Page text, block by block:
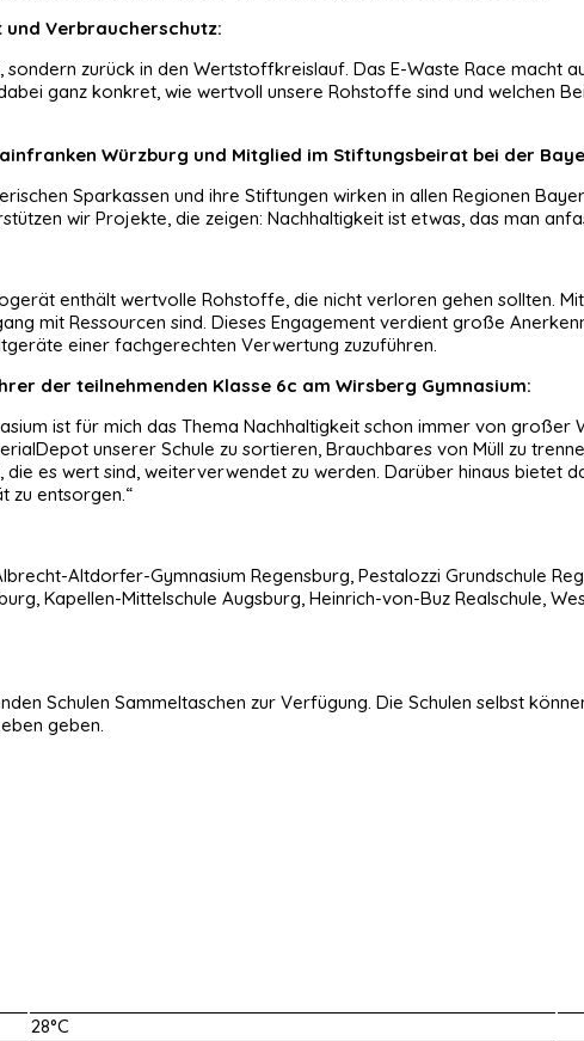
Verbraucherschutz:
sondern zurück in den Wertstoffkreislauf. Das E-Waste Race macht
ganz konkret, wie wertvoll unsere Rohstoffe sind und welchen
Würzburg und Mitglied im Stiftungsbeirat bei der
Sparkassen und ihre Stiftungen wirken in allen Regionen
wir Projekte, die zeigen: Nachhaltigkeit ist etwas, das man
enthält wertvolle Rohstoffe, die nicht verloren gehen sollten.
mit Ressourcen sind. Dieses Engagement verdient große
einer fachgerechten Verwertung zuzuführen.
der teilnehmenden Klasse 6c am Wirsberg Gymnasium:
ist für mich das Thema Nachhaltigkeit schon immer von großer
unserer Schule zu sortieren, Brauchbares von Müll zu
es wert sind, weiterverwendet zu werden. Darüber hinaus bietet
zu entsorgen.“
Altdorfer-Gymnasium Regensburg, Pestalozzi Grundschule
Kapellen-Mittelschule Augsburg, Heinrich-von-Buz Realschule,
Schulen Sammeltaschen zur Verfügung. Die Schulen selbst
geben.
28°C